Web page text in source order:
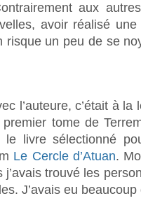
aux
avoir réalisé
risque un peu de se
l’auteure, c’était à
tome de
le livre sélectionné
Le Cercle d’Atuan.
j’avais trouvé les
J’avais eu beaucoup